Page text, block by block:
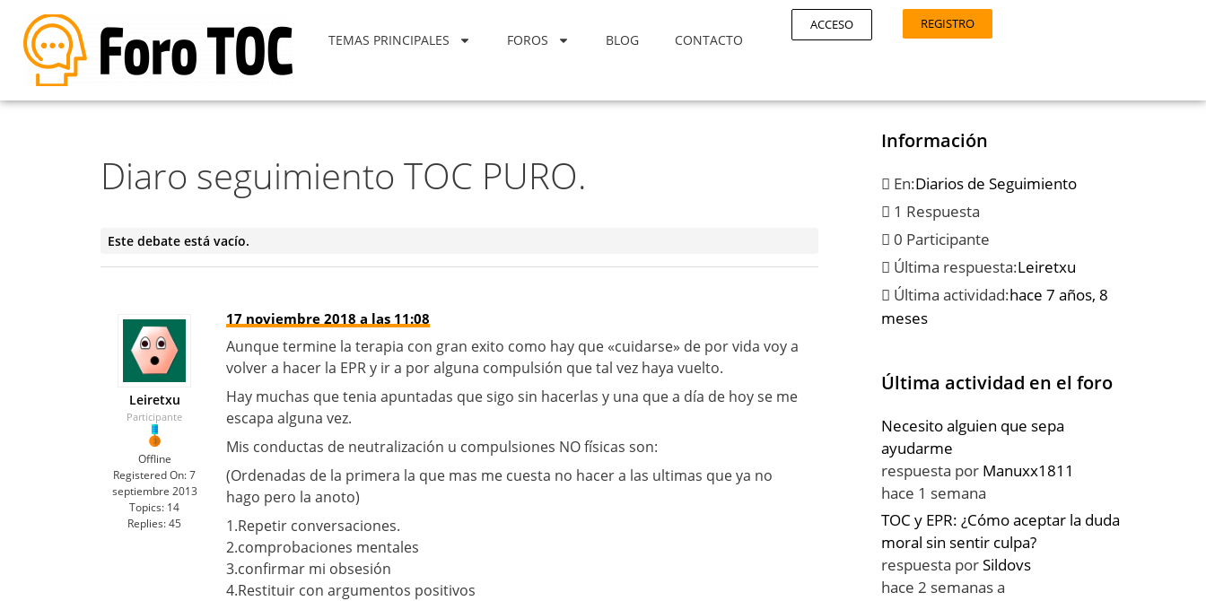
TEMAS PRINCIPALES FOROS BLOG CONTACTO
ACCESO REGISTRO
Diaro seguimiento TOC PURO.
Este debate está vacío.
Leiretxu
Participante
Offline
Registered On:7
septiembre 2013
Topics: 14
Replies:45
17 noviembre 2018 a las 11:08
Aunque termine la terapia con gran exito como hay que «cuidarse» de por vida voy a
volver a hacer la EPR y ir a por alguna compulsión que tal vez haya vuelto.
Hay muchas que tenia apuntadas que sigo sin hacerlas y una que a día de hoy se me
escapa alguna vez.
Mis conductas de neutralización u compulsiones NO físicas son:
(Ordenadas de la primera la que mas me cuesta no hacer a las ultimas que ya no
hago pero la anoto)
1.Repetir conversaciones.
2.comprobaciones mentales
3.confirmar mi obsesión
4.Restituir con argumentos positivos
Información
En:Diarios de Seguimiento
1 Respuesta
0 Participante
Última respuesta:Leiretxu
Última actividad:hace 7 años, 8
meses
Última actividad en el foro
Necesito alguien que sepa
ayudarme
respuesta por Manuxx1811
hace 1 semana
TOC y EPR: ¿Cómo aceptar la duda
moral sin sentir culpa?
respuesta porSildovs
hace 2 semanas a